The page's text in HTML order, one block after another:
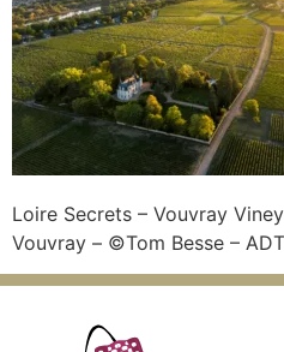
Loire Secrets – Vouvray
Vouvray – ©Tom Besse –